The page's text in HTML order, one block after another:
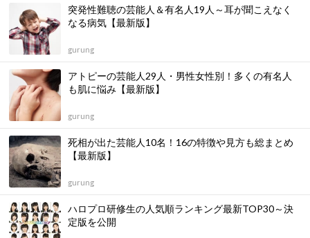
突発性難聴の芸能人＆有名人19人～耳が聞こえなく
なる病気【最新版】
gurung
アトピーの芸能人29人・男性女性別！多くの有名人
も肌に悩み【最新版】
gurung
死相が出た芸能人10名！16の特徴や見方も総まとめ
【最新版】
gurung
ハロプロ研修生の人気順ランキング最新TOP30～決
定版を公開